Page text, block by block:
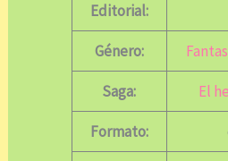
Editorial:
Género:
Saga: El
Formato: